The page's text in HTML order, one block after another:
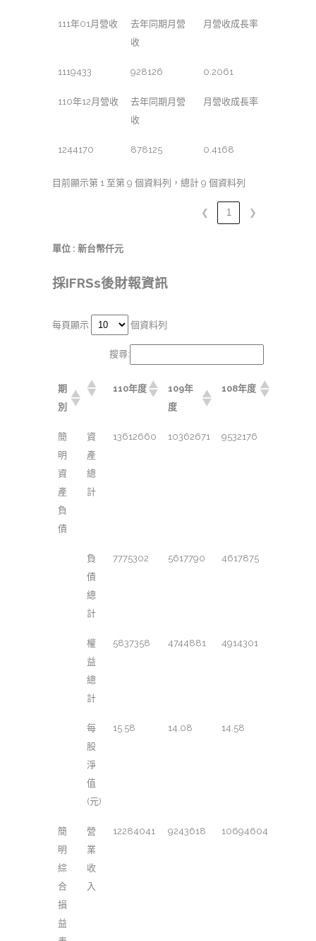
111年01月營收
去年同期月營
收
月營收成長率
1119433 928126 0.2061
110年12月營收
去年同期月營
收
月營收成長率
1244170 878125 0.4168
目前顯示第 1 至第 9 個資料列，總計 9 個資料列
❮ 1 ❯
單位 : 新台幣仟元
採IFRSs後財報資訊
每頁顯示 個資料列
搜尋:
期
別
110年度
109年
度
108年度
簡
明
資
產
負
債
資
產
總
計
13612660 10362671 9532176
負
債
總
計
7775302 5617790 4617875
權
益
總
計
5837358 4744881 4914301
每
股
淨
值
(元)
15.58 14.08 14.58
簡
明
綜
合
損
益
營
業
收
入
12284041 9243618 10694604